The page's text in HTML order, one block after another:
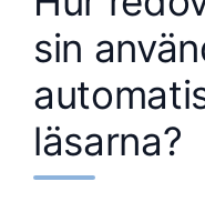
sin
läsarna?